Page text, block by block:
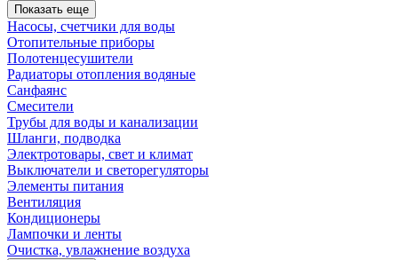
Показать еще
Насосы, счетчики для воды
Отопительные приборы
Полотенцесушители
Радиаторы отопления водяные
Санфаянс
Смесители
Трубы для воды и канализации
Шланги, подводка
Электротовары, свет и климат
Выключатели и светорегуляторы
Элементы питания
Вентиляция
Кондиционеры
Лампочки и ленты
Очистка, увлажнение воздуха